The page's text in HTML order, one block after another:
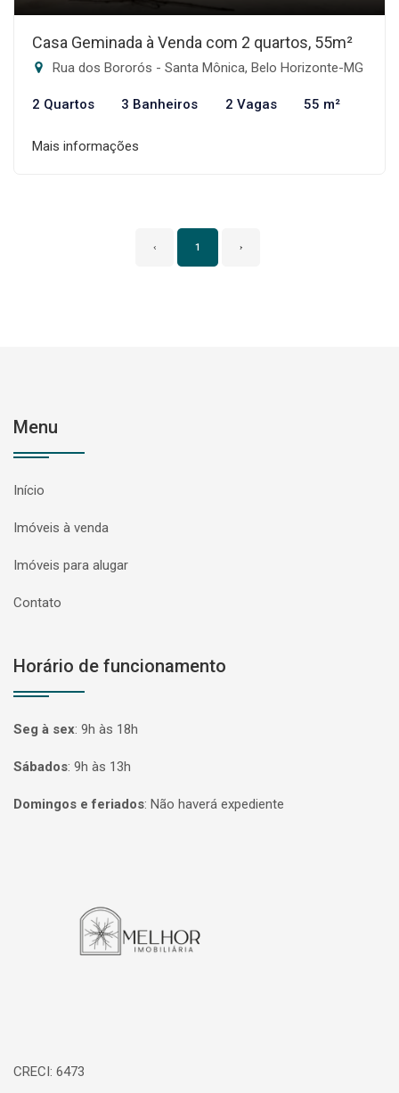
Casa Geminada à Venda com 2 quartos, 55m²
Rua dos Bororós - Santa Mônica, Belo Horizonte-MG
2 Quartos 3 Banheiros 2 Vagas 55 m²
Mais informações
‹ 1 ›
Menu
Início
Imóveis à venda
Imóveis para alugar
Contato
Horário de funcionamento
Seg à sex: 9h às 18h
Sábados: 9h às 13h
Domingos e feriados: Não haverá expediente
CRECI: 6473